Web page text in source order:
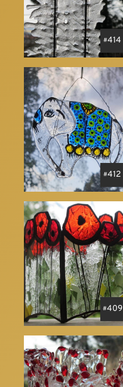
414
412
409